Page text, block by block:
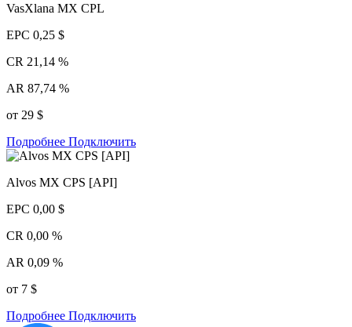
VasXlana MX CPL
EPC 0,25 $
CR 21,14 %
AR 87,74 %
от 29 $
Подробнее Подключить
Alvos MX CPS [API]
EPC 0,00 $
CR 0,00 %
AR 0,09 %
от 7 $
Подробнее Подключить